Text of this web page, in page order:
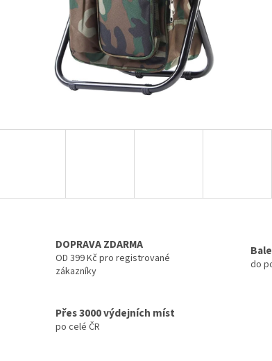
DOPRAVA ZDARMA
OD 399 Kč pro registrované
zákazníky
do
Přes 3000 výdejních míst
po celé ČR